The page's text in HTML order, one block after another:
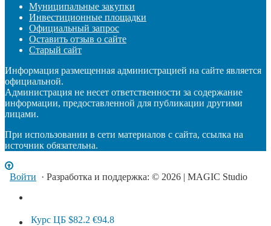
Муниципальные закупки
Инвестиционные площадки
Официальный запрос
Оставить отзыв о сайте
Старый сайт
Информация размещенная администрацией на сайте является
официальной.
Администрация не несет ответственности за содержание
информации, предоставленной для публикации другими
лицами.
При использовании в сети материалов с сайта, ссылка на
источник обязательна.
Войти · Разработка и поддержка: © 2026 | MAGIC Studio
Курс ЦБ $82.2 €94.8